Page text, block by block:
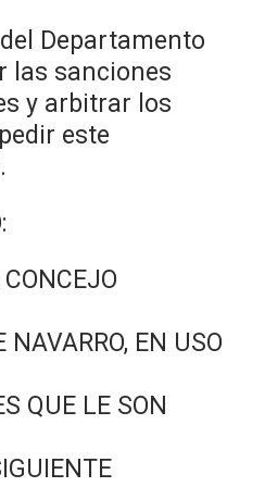
Departamento
las sanciones
y arbitrar los
este
NAVARRO, EN USO
QUE LE SON